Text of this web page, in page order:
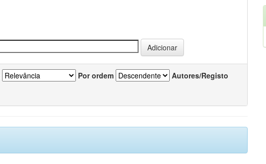
Por ordem Autores/Registo